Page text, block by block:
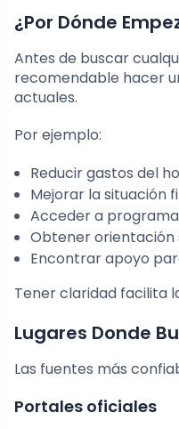
¿Por Dónde
Antes de buscar
recomendable hacer
actuales.
Por ejemplo:
Reducir gastos del
Mejorar la situación
Acceder a
Obtener orientación
Encontrar apoyo
Tener claridad facilita
Lugares Donde
Las fuentes más
Portales oficiales